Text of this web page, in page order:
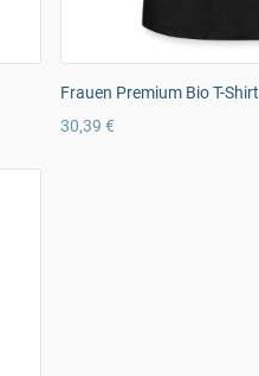
Frauen Premium Bio T-Shirt
30,39 €